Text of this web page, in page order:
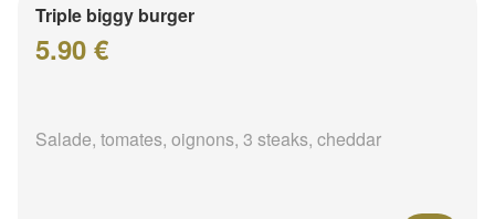
Triple biggy burger
5.90 €
Salade, tomates, oignons, 3 steaks, cheddar